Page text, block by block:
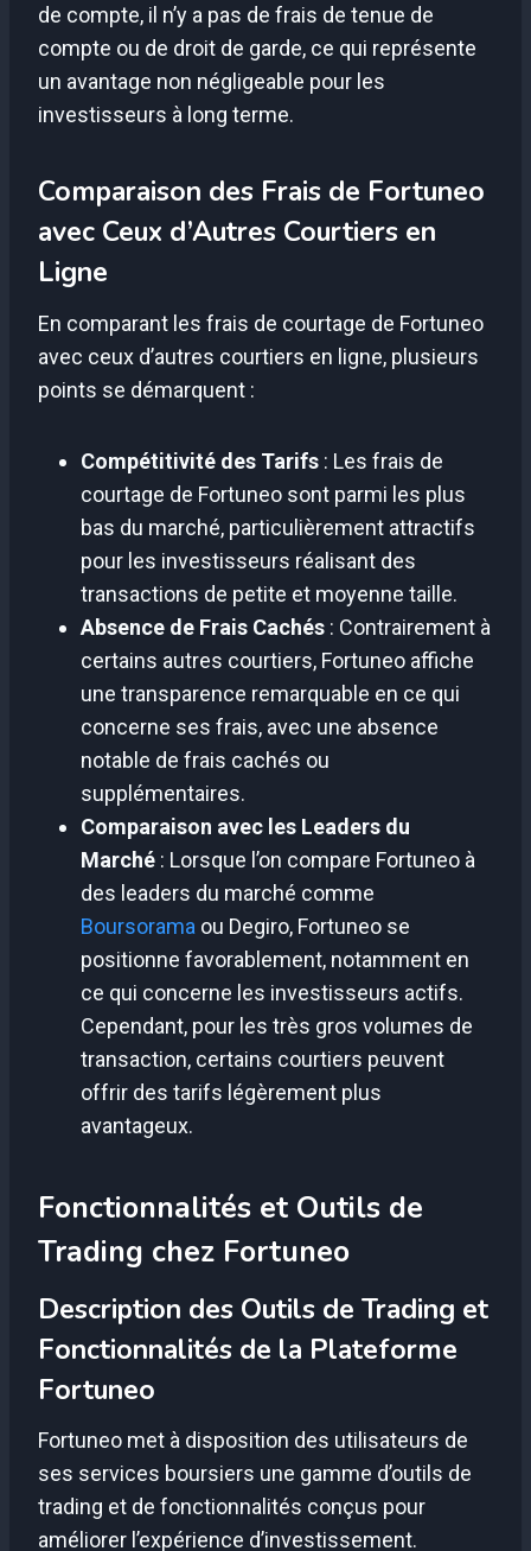
de compte, il n’y a pas de frais de tenue de
compte ou de droit de garde, ce qui représente
un avantage non négligeable pour les
investisseurs à long terme.
Comparaison des Frais de Fortuneo
avec Ceux d’Autres Courtiers en
Ligne
En comparant les frais de courtage de Fortuneo
avec ceux d’autres courtiers en ligne, plusieurs
points se démarquent :
Compétitivité des Tarifs : Les frais de
courtage de Fortuneo sont parmi les plus
bas du marché, particulièrement attractifs
pour les investisseurs réalisant des
transactions de petite et moyenne taille.
Absence de Frais Cachés : Contrairement à
certains autres courtiers, Fortuneo affiche
une transparence remarquable en ce qui
concerne ses frais, avec une absence
notable de frais cachés ou
supplémentaires.
Comparaison avec les Leaders du
Marché : Lorsque l’on compare Fortuneo à
des leaders du marché comme
Boursorama ou Degiro, Fortuneo se
positionne favorablement, notamment en
ce qui concerne les investisseurs actifs.
Cependant, pour les très gros volumes de
transaction, certains courtiers peuvent
offrir des tarifs légèrement plus
avantageux.
Fonctionnalités et Outils de
Trading chez Fortuneo
Description des Outils de Trading et
Fonctionnalités de la Plateforme
Fortuneo
Fortuneo met à disposition des utilisateurs de
ses services boursiers une gamme d’outils de
trading et de fonctionnalités conçus pour
améliorer l’expérience d’investissement.